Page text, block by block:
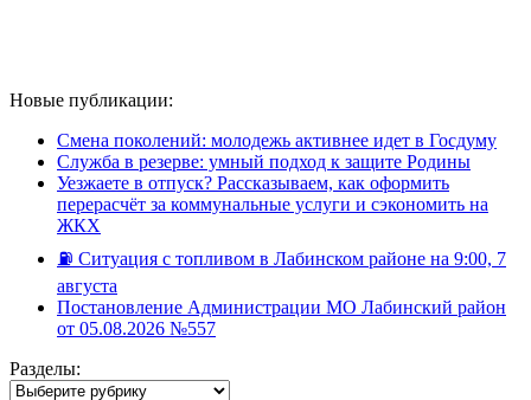
Новые публикации:
Смена поколений: молодежь активнее идет в Госдуму
Служба в резерве: умный подход к защите Родины
Уезжаете в отпуск? Рассказываем, как оформить
перерасчёт за коммунальные услуги и сэкономить на
ЖКХ
⛽️ Ситуация с топливом в Лабинском районе на 9:00, 7
августа
Постановление Администрации МО Лабинский район
от 05.08.2026 №557
Разделы:
Разделы: